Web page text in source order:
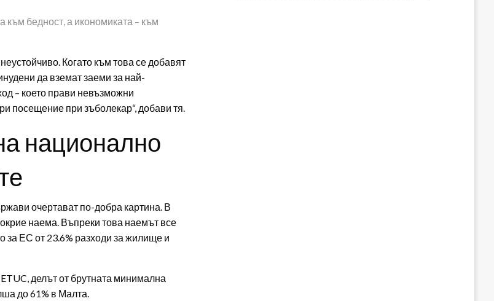
към бедност, а икономиката – към
Когато към това се добавят
да вземат заеми за най-
– което прави невъзможни
посещение при зъболекар“, добави тя.
национално
очертават по-добра картина. В
наема. Въпреки това наемът все
за ЕС от 23.6% разходи за жилище и
делът от брутната минимална
до 61% в Малта.